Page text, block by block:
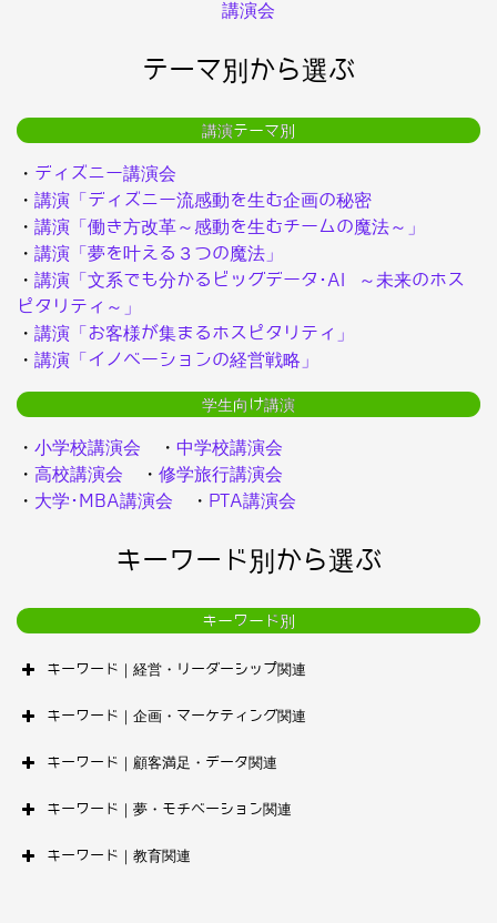
講演会
テーマ別から選ぶ
講演テーマ別
・ ディズニー講演会
・ 講演「ディズニー流感動を生む企画の秘密
・ 講演「働き方改革～感動を生むチームの魔法～」
・ 講演「夢を叶える３つの魔法」
・ 講演「文系でも分かるビッグデータ･AI ～未来のホス
ピタリティ～」
・ 講演「お客様が集まるホスピタリティ」
・ 講演「イノベーションの経営戦略」
学生向け講演
・ 小学校講演会 ・ 中学校講演会
・ 高校講演会 ・ 修学旅行講演会
・ 大学･MBA講演会 ・ PTA講演会
キーワード別から選ぶ
キーワード別
キーワード｜経営・リーダーシップ関連
キーワード｜企画・マーケティング関連
キーワード｜顧客満足・データ関連
キーワード｜夢・モチベーション関連
キーワード｜教育関連